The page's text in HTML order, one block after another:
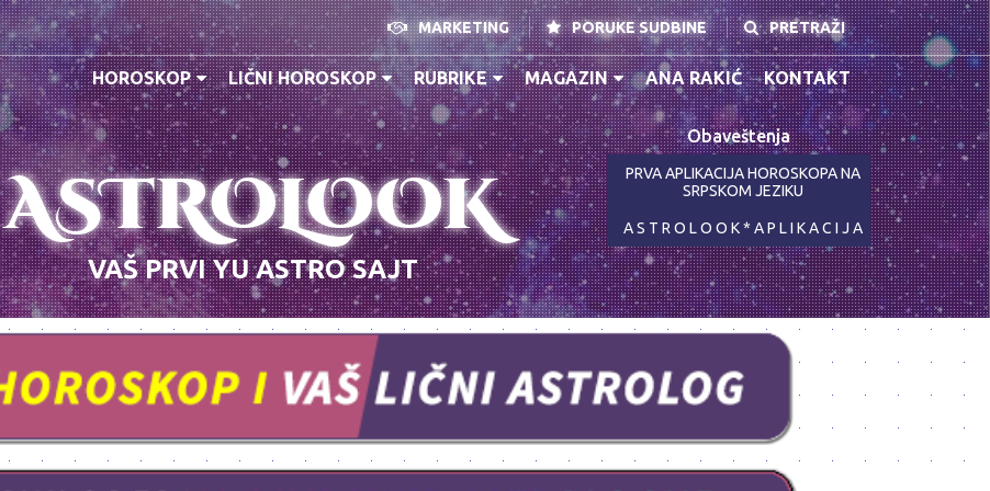
MARKETING PORUKE SUDBINE PRETRAŽI
HOROSKOP LIČNI HOROSKOP RUBRIKE MAGAZIN ANA RAKIĆ KONTAKT
ASTROLOOK
VAŠ PRVI YU ASTRO SAJT
Obaveštenja
PRVA APLIKACIJA HOROSKOPA NA
SRPSKOM JEZIKU
A S T R O L O O K * A P L I K A C I J A